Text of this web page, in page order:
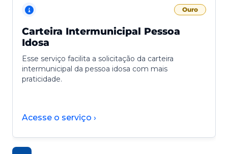
Ouro
Carteira Intermunicipal Pessoa
Idosa
Esse serviço facilita a solicitação da carteira
intermunicipal da pessoa idosa com mais
praticidade.
Acesse o serviço ›